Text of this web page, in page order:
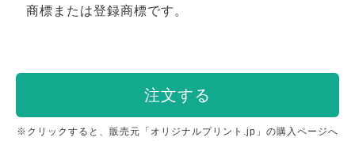
商標または登録商標です。
注文する
※クリックすると、販売元「オリジナルプリント.jp」の購入ページへ